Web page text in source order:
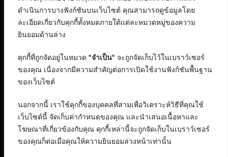
ดำเนินการบางฟังก์ชันบนเว็บไซต์ คุณสามารถดูข้อมูลโดย
ละเอียดเกี่ยวกับคุกกี้ทั้งหมดภายใต้แต่ละหมวดหมู่ของความ
ยินยอมด้านล่าง
คุกกี้ที่ถูกจัดอยู่ในหมวด "จำเป็น" จะถูกจัดเก็บไว้ในเบราว์เซอร์
ของคุณ เนื่องจากมีความสำคัญต่อการเปิดใช้งานฟังก์ชันพื้นฐาน
ของเว็บไซต์
นอกจากนี้ เราใช้คุกกี้ของบุคคลที่สามเพื่อวิเคราะห์วิธีที่คุณใช้
เว็บไซต์นี้ จัดเก็บค่ากำหนดของคุณ และนำเสนอเนื้อหาและ
โฆษณาที่เกี่ยวข้องกับคุณ คุกกี้เหล่านี้จะถูกจัดเก็บในเบราว์เซอร์
ของคุณก็ต่อเมื่อคุณให้ความยินยอมล่วงหน้าเท่านั้น